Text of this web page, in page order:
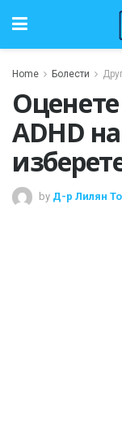
Home Болести
ADHD
by Д-р Лилян